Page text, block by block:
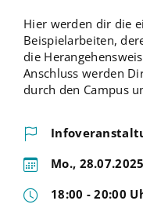
Hier werden dir die
Beispielarbeiten,
die
Anschluss werden
durch den Campus
Mo., 28.07.2025
18:00 - 20:00